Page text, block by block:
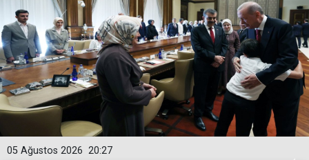
20:27
05 Ağustos 2026